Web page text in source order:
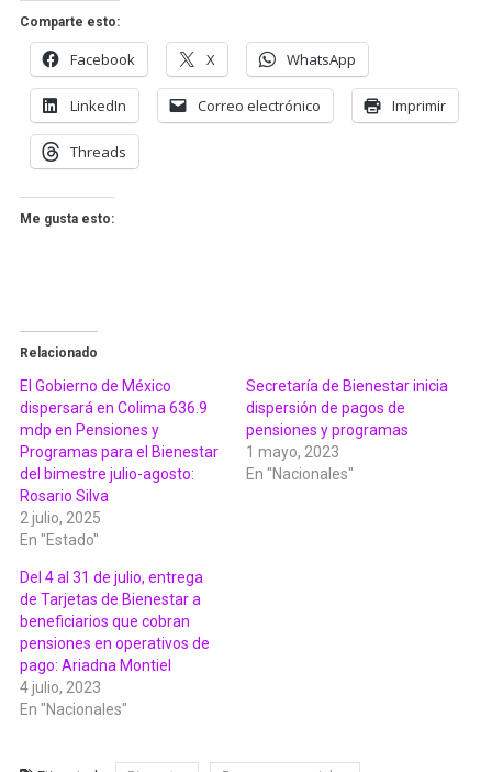
Comparte esto:
Facebook X WhatsApp
LinkedIn Correo electrónico Imprimir
Threads
Me gusta esto:
Relacionado
El Gobierno de México
dispersará en Colima 636.9
mdp en Pensiones y
Programas para el Bienestar
del bimestre julio-agosto:
Rosario Silva
2 julio, 2025
En "Estado"
Secretaría de Bienestar inicia
dispersión de pagos de
pensiones y programas
1 mayo, 2023
En "Nacionales"
Del 4 al 31 de julio, entrega
de Tarjetas de Bienestar a
beneficiarios que cobran
pensiones en operativos de
pago: Ariadna Montiel
4 julio, 2023
En "Nacionales"